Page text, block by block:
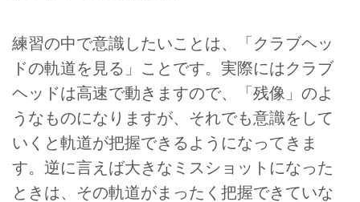
練習の中で意識したいことは、「クラブヘッ
ドの軌道を見る」ことです。実際にはクラブ
ヘッドは高速で動きますので、「残像」のよ
うなものになりますが、それでも意識をして
いくと軌道が把握できるようになってきま
す。逆に言えば大きなミスショットになった
ときは、その軌道がまったく把握できていな